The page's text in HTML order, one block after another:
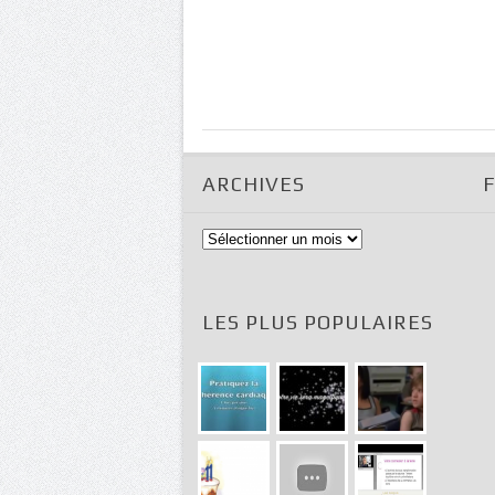
ARCHIVES
Archives
LES PLUS POPULAIRES